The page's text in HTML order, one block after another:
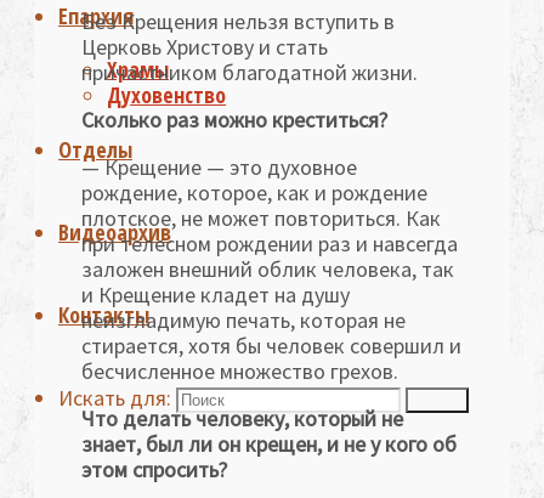
Епархия
Храмы
Духовенство
Отделы
Видеоархив
Контакты
Искать для:
Без Крещения нельзя вступить в
Церковь Христову и стать
причастником благодатной жизни.
Сколько раз можно креститься?
— Крещение — это духовное
рождение, которое, как и рождение
плотское, не может повториться. Как
при телесном рождении раз и навсегда
заложен внешний облик человека, так
и Крещение кладет на душу
неизгладимую печать, которая не
стирается, хотя бы человек совершил и
бесчисленное множество грехов.
Что делать человеку, который не
знает, был ли он крещен, и не у кого об
этом спросить?